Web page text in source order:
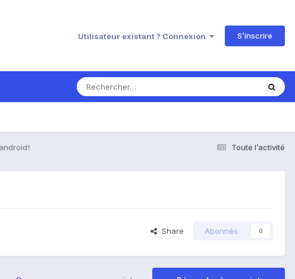
Utilisateur existant ? Connexion S’inscrire
Toute l’activité
Share Abonnés 0